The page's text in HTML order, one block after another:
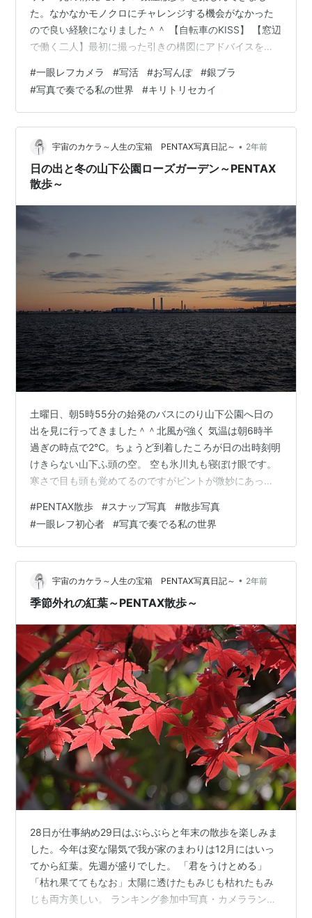
た。なかなかモノクロにチャレンジする機会がなかった
ので良い経験になりました＾＾ 【自転車のKISS】 【窓辺
で働く二人】最初に撮った引きの構図にアドバイスをし
昼の誘い】【緊縛】がんじがらめの姿が目に留まりまし
た。 【おきざり】 【ガード下の整列】サドルの黒光りが
綺麗でした＾＾ 【光の中にいる二人】 【冬の一コマ】白
い壁に潔く伸びる黒い階段に心が惹かれました。 【冬の
風景/SENBIKIYA】ガラス窓に写る枯れ木の線が綺麗しく
感じ切り取った一枚。…
#一眼レフカメラ #写活 #お写んぽ #銀ブラ
#写真で奏でる私の世界 #キリトリセカイ
宇宙のカケラ～人生の宝箱 PENTAX写真日記～ • 2年前
日の出と冬の山下公園ローズガーデン～PENTAX
散歩～
土曜日、朝5時55分の始発のバスにのり山下公園へ日の
出を見に行ってきました＾＾北風が強く 気温は朝6時半
過ぎの時点で2℃。ちょうど到着したころが日の出時刻明
けきらない山下ふ頭の空。 空も氷川丸も寝ぼけ眼です。
寒さで目も頭も覚めてるのですがピントが微妙にあって
らあがります。役目を終え永遠の停泊につき眠りについ
てる氷川丸と止まることなくめぐっている太陽。その対
比がちょっぴり切ない。 朝陽にてらされる「みなとみら
い」時刻は6：59。 横浜の伝統はデザインが洋風。鳥の
巣よけでしょうか？TOPが鳥よけ？みたいなギザギザが
ついてます。 公園を散策している…
#PENTAX散歩 #スナップ写真 #散歩写真
#一眼レフ初心者 #写真で奏でる私の世界
宇宙のカケラ～人生の宝箱 PENTAX写真日記～ • 2年前
季節外れの紅葉～PENTAX散歩～
28日が仕事納め29日はぶらぶらと年末の散歩を楽しみま
した。今年は変な陽気で我が家のまわりは12月にはいっ
てから紅葉。先週が盛りでした。 「君をうけとめる」
「枯れ果ててもなお」太陽に透けたもみじも枯れたもみ
じも両方美しい。 ランキング参加中写真・カメラランキ